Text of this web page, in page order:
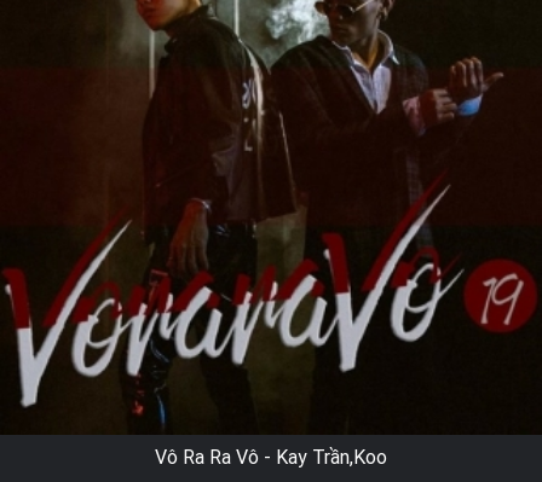
Vô Ra Ra Vô - Kay Trần,Koo